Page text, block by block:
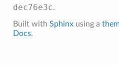
dec76e3c.
Built with Sphinxusing a
Docs.